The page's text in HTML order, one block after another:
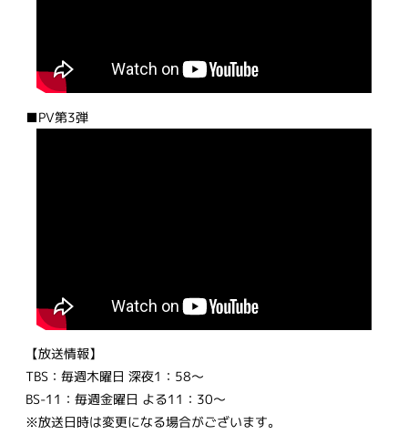
■PV第3弾
【放送情報】
TBS：毎週木曜日 深夜1：58～
BS-11：毎週金曜日 よる11：30～
※放送日時は変更になる場合がございます。